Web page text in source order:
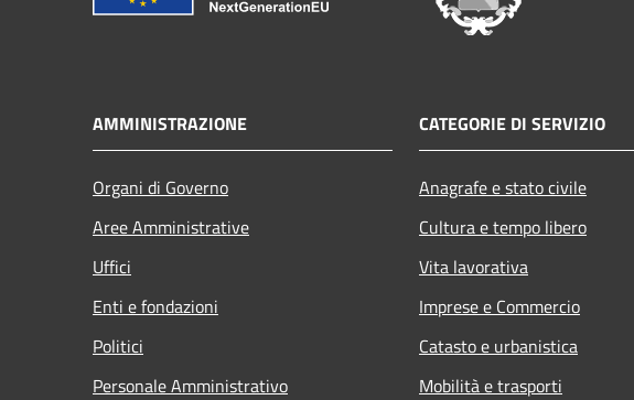
AMMINISTRAZIONE
Organi di Governo
Aree Amministrative
Uffici
Enti e fondazioni
Politici
Personale Amministrativo
CATEGORIE DI SERVIZIO
Anagrafe e stato civile
Cultura e tempo libero
Vita lavorativa
Imprese e Commercio
Catasto e urbanistica
Mobilità e trasporti